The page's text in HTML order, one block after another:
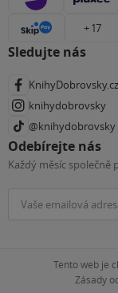
+ 17
Sledujte nás
KnihyDobrovsky.cz
knihydobrovsky
@knihydobrovsky
Odebírejte nás
Každý měsíc společně
Tento web je
Zásady